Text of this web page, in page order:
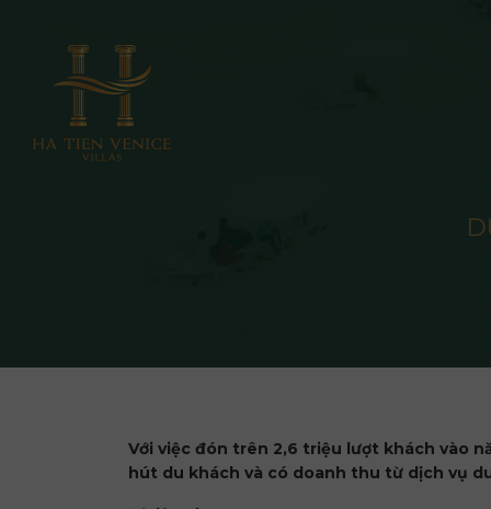
Với việc đón trên 2,6 triệu lượt khách vào
hút du khách và có doanh thu từ dịch vụ